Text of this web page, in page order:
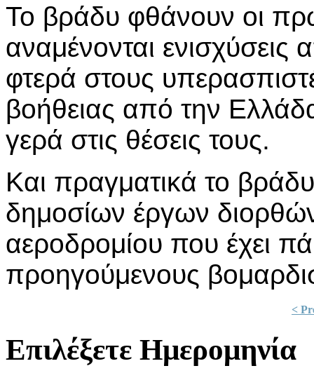
Το βράδυ φθάνουν οι
αναμένονται ενισχύσεις
φτερά στους
βοήθειας από την
γερά στις θέσεις τους.
Και πραγματικά το
δημοσίων έργων
αεροδρομίου που έχει
προηγούμενους
<
Επιλέξετε Ημερομηνία